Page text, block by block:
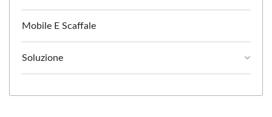
Mobile E Scaffale
Soluzione